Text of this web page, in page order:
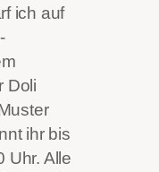
ich auf
Doli
ihr bis
Uhr. Alle